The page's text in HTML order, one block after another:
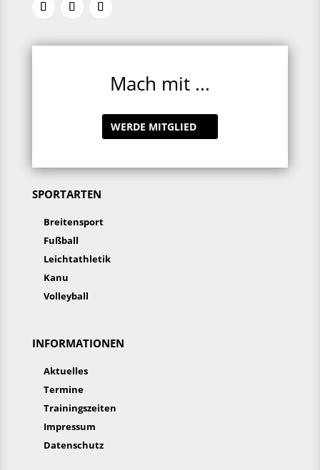
Mach mit ...
WERDE MITGLIED
SPORTARTEN
Breitensport
Fußball
Leichtathletik
Kanu
Volleyball
INFORMATIONEN
Aktuelles
Termine
Trainingszeiten
Impressum
Datenschutz